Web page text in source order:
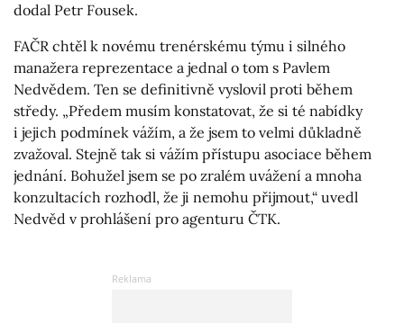
dodal Petr Fousek.
FAČR chtěl k novému trenérskému týmu i silného
manažera reprezentace a jednal o tom s Pavlem
Nedvědem. Ten se definitivně vyslovil proti během
středy. „Předem musím konstatovat, že si té nabídky
i jejich podmínek vážím, a že jsem to velmi důkladně
zvažoval. Stejně tak si vážím přístupu asociace během
jednání. Bohužel jsem se po zralém uvážení a mnoha
konzultacích rozhodl, že ji nemohu přijmout,“ uvedl
Nedvěd v prohlášení pro agenturu ČTK.